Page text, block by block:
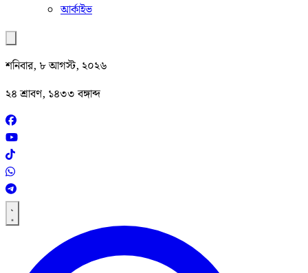
আর্কাইভ
শনিবার, ৮ আগস্ট, ২০২৬
২৪ শ্রাবণ, ১৪৩৩ বঙ্গাব্দ